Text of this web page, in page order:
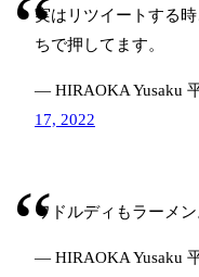
実はリツイートする
ちで押してます。
— HIRAOKA Yusaku
17, 2022
ワドルディもラーメン
— HIRAOKA Yusaku